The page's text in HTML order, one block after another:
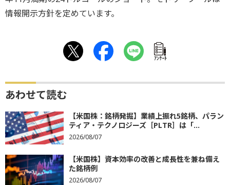
情報開示方針を定めています。
ｱﾝｹｰﾄ
あわせて読む
【米国株：銘柄発掘】業績上振れ5銘柄、パラン
ティア・テクノロジーズ［PLTR］は「...
2026/08/07
【米国株】資本効率の改善と成長性を兼ね備え
た銘柄例
2026/08/07